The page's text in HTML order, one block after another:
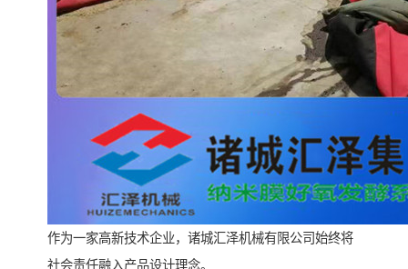
作为一家高新技术企业，诸城汇泽机械有限公司始终将
社会责任融入产品设计理念。